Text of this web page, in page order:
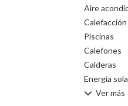
Aire
Calefacción
Piscinas
Calefones
Calderas
Energía
Ver más